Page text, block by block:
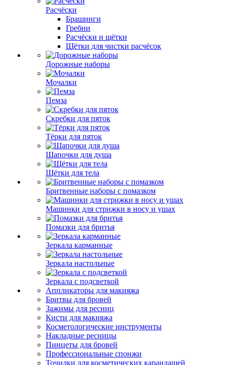
Расчёски
Брашинги
Гребни
Расчёски и щётки
Щётки для чистки расчёсок
Дорожные наборы
Мочалки
Пемза
Скребки для пяток
Тёрки для пяток
Шапочки для душа
Щётки для тела
Бритвенные наборы с помазком
Машинки для стрижки в носу и ушах
Помазки для бритья
Зеркала карманные
Зеркала настольные
Зеркала с подсветкой
Аппликаторы для макияжа
Бритвы для бровей
Зажимы для ресниц
Кисти для макияжа
Косметологические инструменты
Накладные ресницы
Пинцеты для бровей
Профессиональные спонжи
Точилки для косметических карандашей